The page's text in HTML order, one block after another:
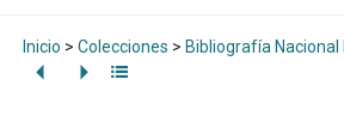
Inicio > Colecciones > Bibliografía Nacional